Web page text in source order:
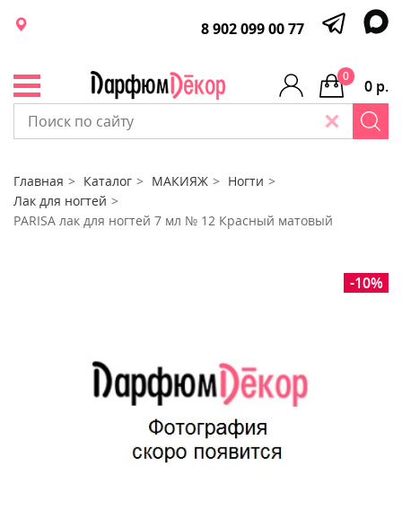
8 902 099 00 77
0 р.
0
Главная Каталог МАКИЯЖ
Ногти
Лак для ногтей
PARISA лак для ногтей 7 мл № 12 Красный матовый
-10%